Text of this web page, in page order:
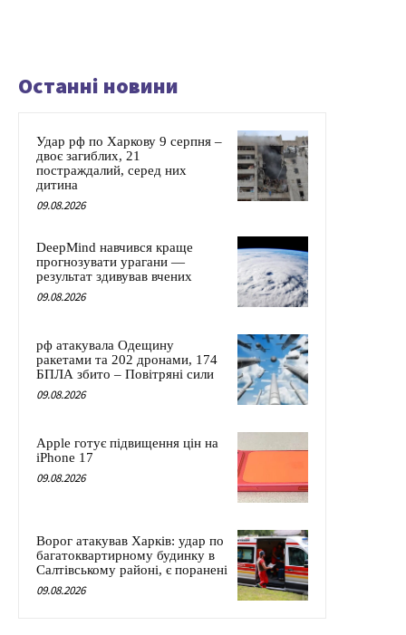
Останні новини
Удар рф по Харкову 9 серпня –
двоє загиблих, 21
постраждалий, серед них
дитина
09.08.2026
DeepMind навчився краще
прогнозувати урагани —
результат здивував вчених
09.08.2026
рф атакувала Одещину
ракетами та 202 дронами, 174
БПЛА збито – Повітряні сили
09.08.2026
Apple готує підвищення цін на
iPhone 17
09.08.2026
Ворог атакував Харків: удар по
багатоквартирному будинку в
Салтівському районі, є поранені
09.08.2026